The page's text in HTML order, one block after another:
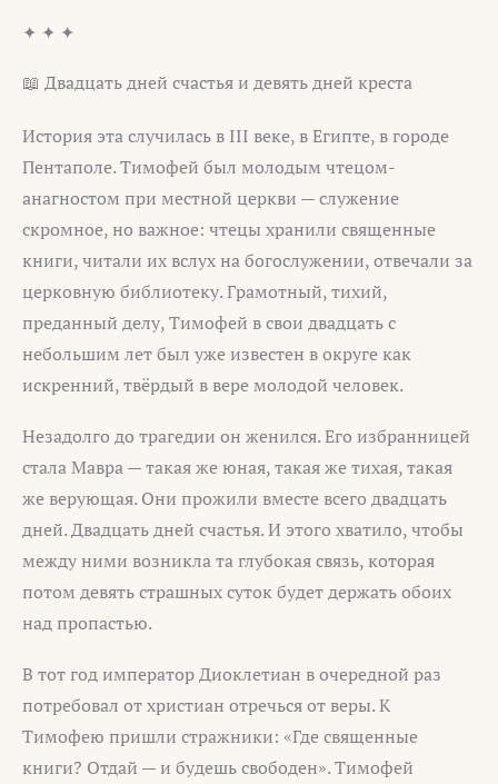
✦ ✦ ✦
📖 Двадцать дней счастья и девять дней креста
История эта случилась в III веке, в Египте, в городе
Пентаполе. Тимофей был молодым чтецом-
анагностом при местной церкви — служение
скромное, но важное: чтецы хранили священные
книги, читали их вслух на богослужении, отвечали за
церковную библиотеку. Грамотный, тихий,
преданный делу, Тимофей в свои двадцать с
небольшим лет был уже известен в округе как
искренний, твёрдый в вере молодой человек.
Незадолго до трагедии он женился. Его избранницей
стала Мавра — такая же юная, такая же тихая, такая
же верующая. Они прожили вместе всего двадцать
дней. Двадцать дней счастья. И этого хватило, чтобы
между ними возникла та глубокая связь, которая
потом девять страшных суток будет держать обоих
над пропастью.
В тот год император Диоклетиан в очередной раз
потребовал от христиан отречься от веры. К
Тимофею пришли стражники: «Где священные
книги? Отдай — и будешь свободен». Тимофей